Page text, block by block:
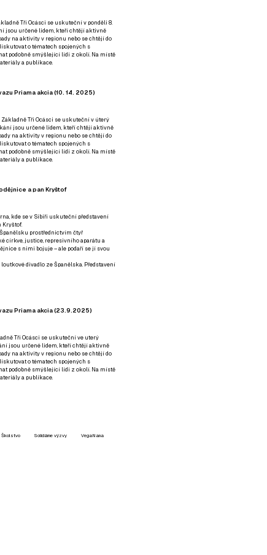
Tři Ocásci se uskuteční v ponděli 8.
jsou určené lidem, kteří chtějí aktivně
na aktivity v regionu nebo se chtějí do
o tématech spojených s
podobně smýšlející lidi z okolí. Na místě
a publikace.
Priama akcia (10. 14. 2025)
Tři Ocásci se uskuteční v úterý
jsou určené lidem, kteří chtějí aktivně
na aktivity v regionu nebo se chtějí do
o tématech spojených s
podobně smýšlející lidi z okolí. Na místě
a publikace.
a pan Kryštof
kde se v Sibiři uskuteční představení
Kryštof.
prostřednictvím čtyř
církve, justice, represivního aparátu a
s nimi bojuje – ale podaří se jí svou
divadlo ze Španělska. Představení
Priama akcia (23.9.2025)
Tři Ocásci se uskuteční ve uterý
jsou určené lidem, kteří chtějí aktivně
na aktivity v regionu nebo se chtějí do
o tématech spojených s
podobně smýšlející lidi z okolí. Na místě
a publikace.
Školstvo Solidárne výzvy VegaNana